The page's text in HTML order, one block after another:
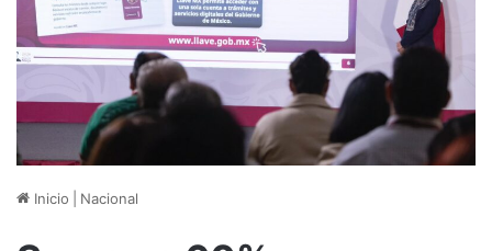
Inicio Nacional